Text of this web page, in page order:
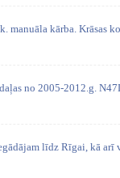
manuāla kārba. Krāsas
no 2005-2012.g.
līdz Rīgai, kā arī